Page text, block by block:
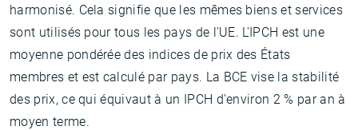
harmonisé. Cela signifie que les mêmes biens et services
sont utilisés pour tous les pays de l'UE. L'IPCH est une
moyenne pondérée des indices de prix des États
membres et est calculé par pays. La BCE vise la stabilité
des prix, ce qui équivaut à un IPCH d'environ 2 % par an à
moyen terme.